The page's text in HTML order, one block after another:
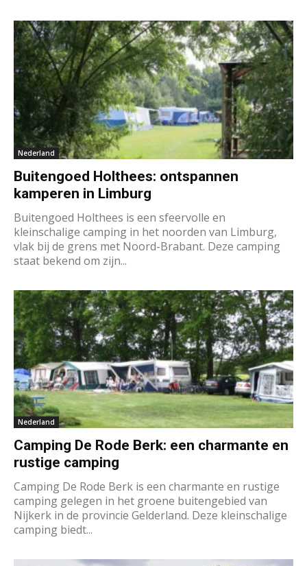
Nederland
Buitengoed Holthees: ontspannen
kamperen in Limburg
Buitengoed Holthees is een sfeervolle en
kleinschalige camping in het noorden van Limburg,
vlak bij de grens met Noord-Brabant. Deze camping
staat bekend om zijn...
Nederland
Camping De Rode Berk: een charmante en
rustige camping
Camping De Rode Berk is een charmante en rustige
camping gelegen in het groene buitengebied van
Nijkerk in de provincie Gelderland. Deze kleinschalige
camping biedt...